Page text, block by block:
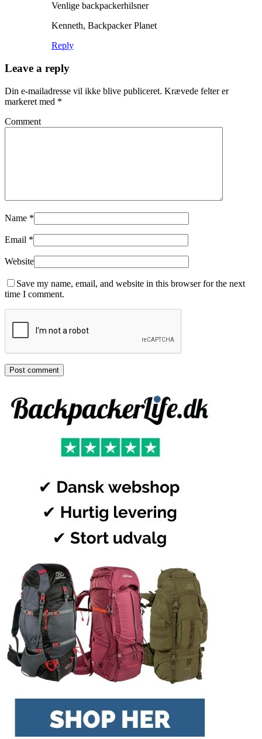
Venlige backpackerhilsner
Kenneth, Backpacker Planet
Reply
Leave a reply
Din e-mailadresse vil ikke blive publiceret. Krævede felter er
markeret med *
Comment
Name *
Email *
Website
Save my name, email, and website in this browser for the next
time I comment.